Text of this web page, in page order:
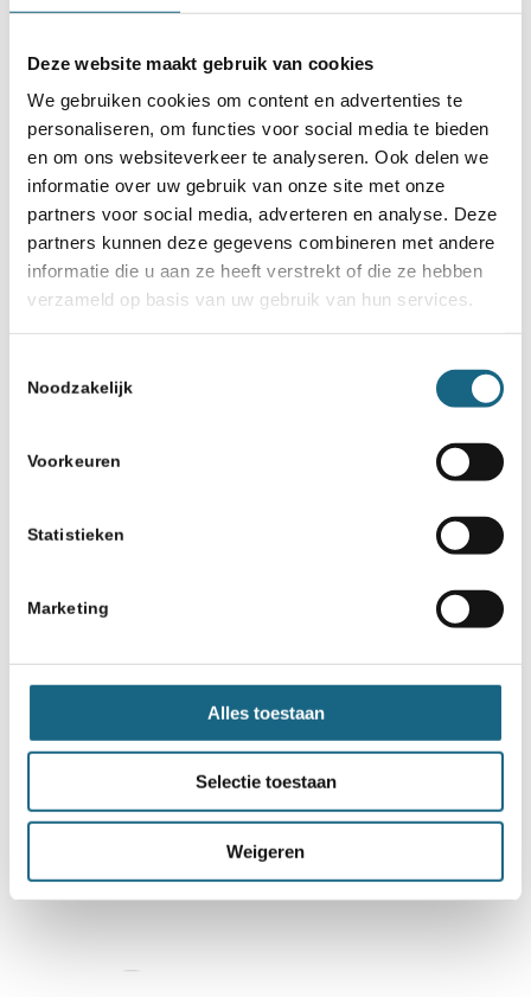
Deze website maakt gebruik van cookies
We gebruiken cookies om content en advertenties te
personaliseren, om functies voor social media te bieden
en om ons websiteverkeer te analyseren. Ook delen we
informatie over uw gebruik van onze site met onze
partners voor social media, adverteren en analyse. Deze
partners kunnen deze gegevens combineren met andere
informatie die u aan ze heeft verstrekt of die ze hebben
verzameld op basis van uw gebruik van hun services.
Noodzakelijk
Voorkeuren
Statistieken
Marketing
Alles toestaan
Selectie toestaan
Weigeren
Grootmeester Anish Giri
Schaakbond.nl wordt mede mogelijk
gemaakt door: